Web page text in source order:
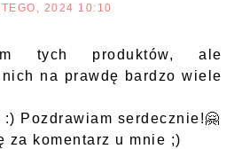
2024 10:10
tych produktów, ale
nich na prawdę bardzo wiele
:) Pozdrawiam serdecznie!🤗
za komentarz u mnie ;)